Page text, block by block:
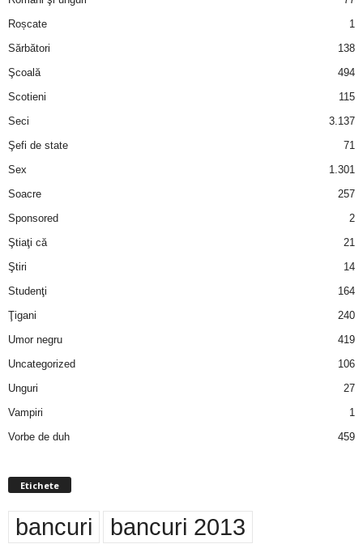
Roșcate
1
Sărbători
138
Şcoală
494
Scotieni
115
Seci
3.137
Şefi de state
71
Sex
1.301
Soacre
257
Sponsored
2
Ştiaţi că
21
Ştiri
14
Studenţi
164
Ţigani
240
Umor negru
419
Uncategorized
106
Unguri
27
Vampiri
1
Vorbe de duh
459
Etichete
bancuri bancuri 2013